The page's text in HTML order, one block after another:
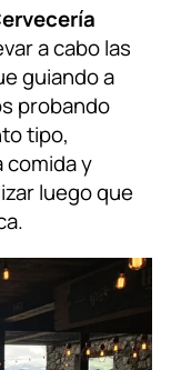
a cabo las
guiando a
probando
tipo,
comida y
luego que